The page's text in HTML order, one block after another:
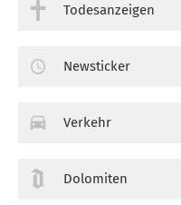
Todesanzeigen
Newsticker
Verkehr
Dolomiten